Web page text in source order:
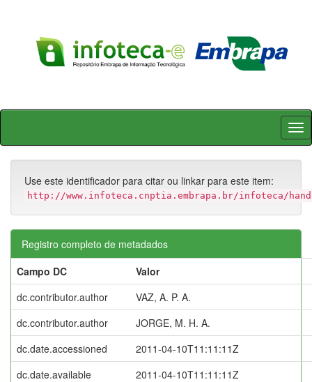
Skip
Use este identificador para citar ou linkar para este item:
http://www.infoteca.cnptia.embrapa.br/infoteca/
Registro completo de metadados
Campo DC
Valor
dc.contributor.author
VAZ, A. P. A.
dc.contributor.author
JORGE, M. H. A.
dc.date.accessioned
2011-04-10T11:11:11Z
dc.date.available
2011-04-10T11:11:11Z